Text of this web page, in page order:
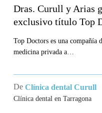
el
exclusivo
título
Top
Dras. Curull y Arias
exclusivo título Top
Top Doctors es una compañía
medicina privada a…
De Clínica dental Curull
Clínica dental en Tarragona